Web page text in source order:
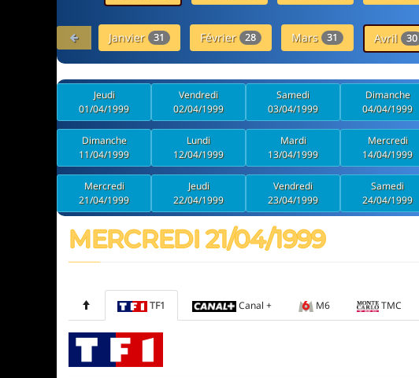
Janvier 31 Février 28 Mars 31 Avril 30
Jeudi
01/04/1999
Vendredi
02/04/1999
Samedi
03/04/1999
Dimanche
04/04/1999
Dimanche
11/04/1999
Lundi
12/04/1999
Mardi
13/04/1999
Mercredi
14/04/1999
Mercredi
21/04/1999
Jeudi
22/04/1999
Vendredi
23/04/1999
Samedi
24/04/1999
MERCREDI 21/04/1999
TF1 Canal + M6 TMC